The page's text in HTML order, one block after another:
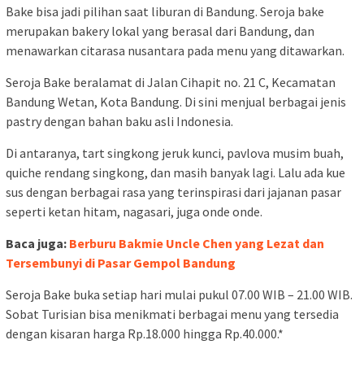
2. Bakmie Tjo KinBandung
Bakmie Tjo Kin merupakan kedai bakmie yang terletak di
lingkungan Pasar Cihapit, Kota Bandung. Tempatnya berada di
Turisian jika datang ke sini tak perlu menyusuri pasar.
Baca juga:15 Tempat Kuliner di Bandung Buat Pilihan Saat